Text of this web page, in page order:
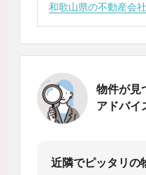
和歌山県の不動産会
物件が見
アドバイ
近隣でピッタリの